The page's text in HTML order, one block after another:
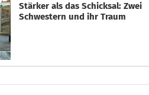
Stärker als das Schicksal: Zwei
Schwestern und ihr Traum